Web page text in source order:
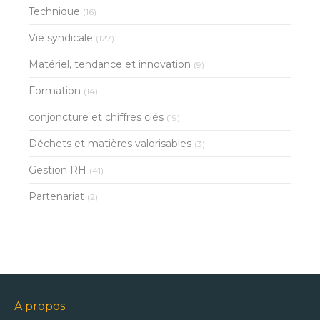
Technique (16)
Vie syndicale (127)
Matériel, tendance et innovation (9)
Formation (14)
conjoncture et chiffres clés (19)
Déchets et matières valorisables (3)
Gestion RH (41)
Partenariat (2)
A propos